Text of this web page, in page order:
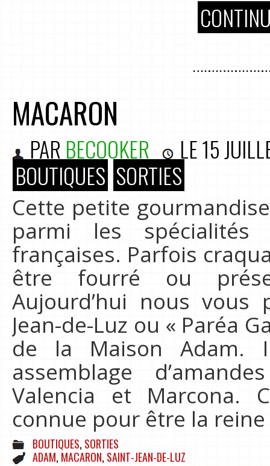
MACARON
PAR BECOOKER LE15
BOUTIQUES SORTIES
Cette petite
parmi les spécialités
françaises. Parfois
être fourré ou
Aujourd’hui nous vous
Jean-de-Luz ou « Paréa
de la Maison Adam.
assemblage
Valencia et Marcona.
connue pour être la
BOUTIQUES, SORTIES
ADAM, MACARON, SAINT-JEAN-DE-LUZ